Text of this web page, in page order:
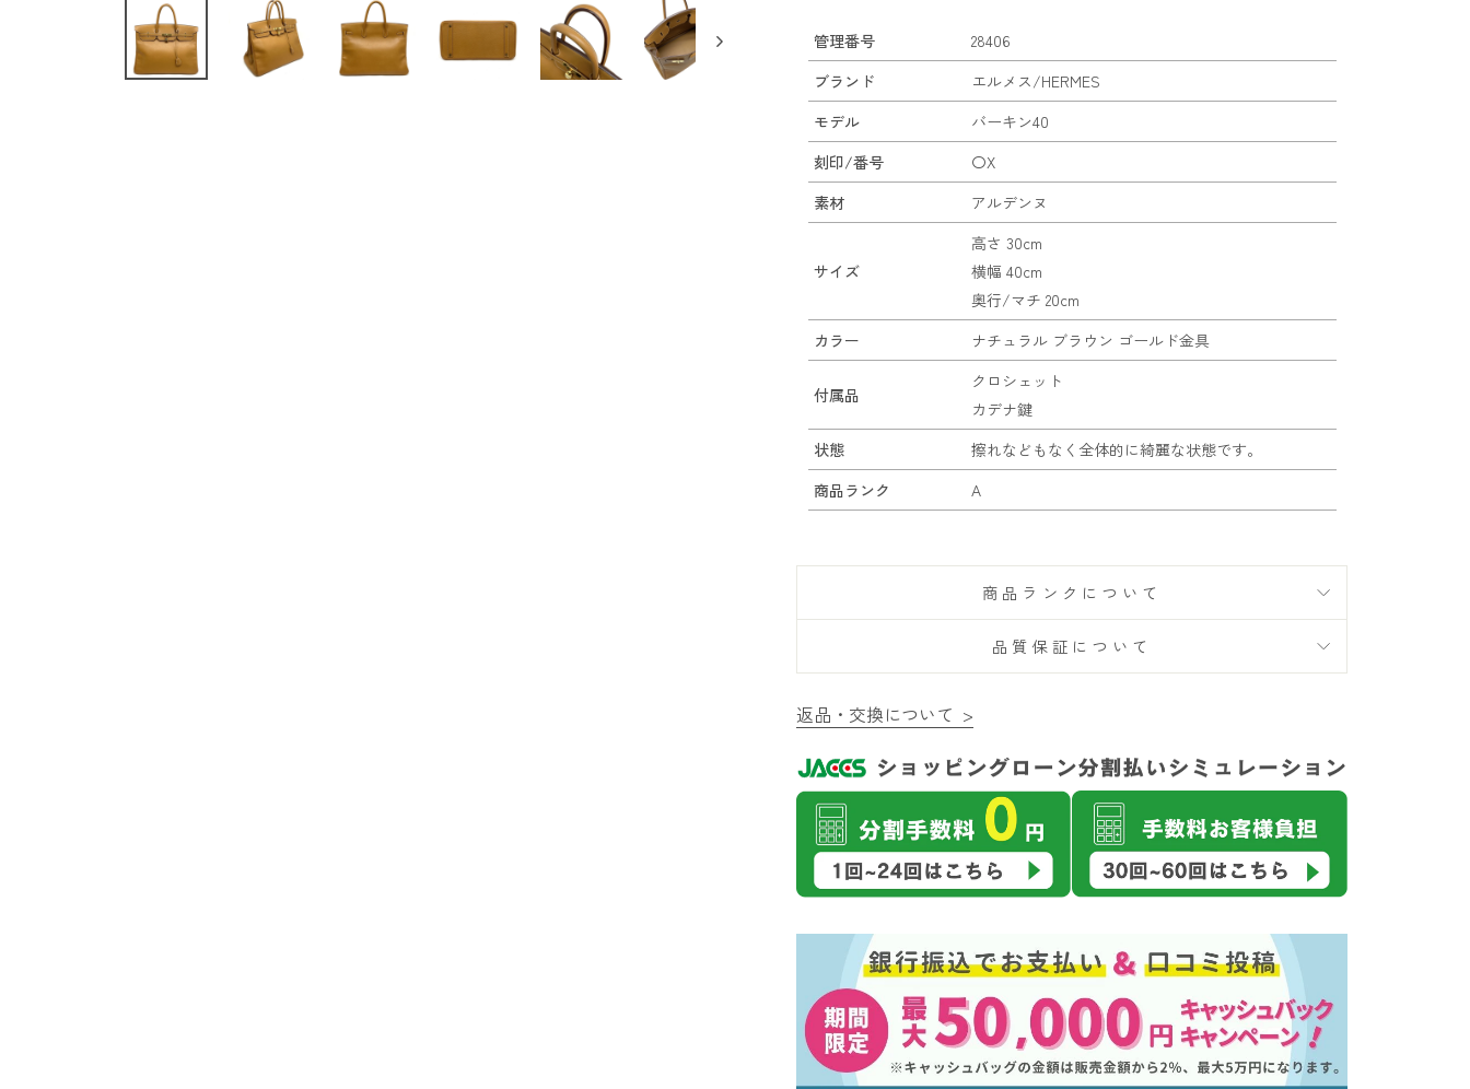
管理番号
28406
ブランド
エルメス/HERMES
モデル
バーキン40
刻印/番号
〇X
素材
アルデンヌ
サイズ
高さ 30cm
横幅 40cm
奥行/マチ 20cm
カラー
ナチュラル ブラウン ゴールド金具
付属品
クロシェット
カデナ鍵
状態
擦れなどもなく全体的に綺麗な状態です。
商品ランク
A
商品ランクについて
品質保証について
返品・交換について >